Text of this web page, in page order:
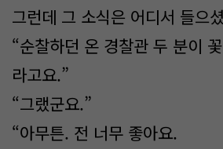
그런데 그 소식은 어디서 들으
“순찰하던 온 경찰관 두 분이
라고요.”
“그랬군요.”
“아무튼. 전 너무 좋아요.